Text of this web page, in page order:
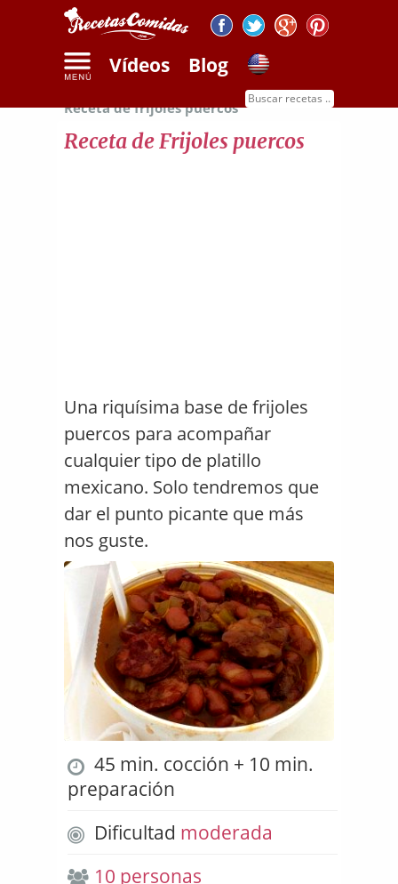
Vídeos Blog
Recetas de legumbres y cereales
Receta de frijoles puercos
Receta de Frijoles puercos
Una riquísima base de frijoles
puercos para acompañar
cualquier tipo de platillo
mexicano. Solo tendremos que
dar el punto picante que más
nos guste.
45 min. cocción + 10 min.
preparación
Dificultad moderada
10 personas